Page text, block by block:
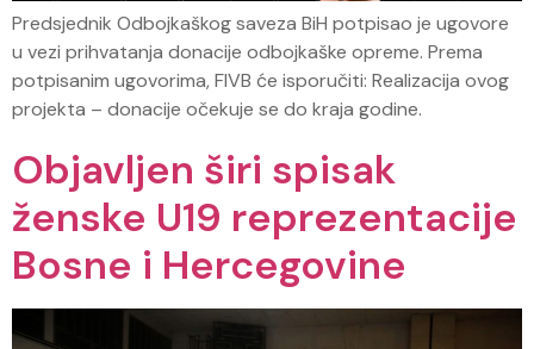
Predsjednik Odbojkaškog saveza BiH potpisao je ugovore
u vezi prihvatanja donacije odbojkaške opreme. Prema
potpisanim ugovorima, FIVB će isporučiti: Realizacija ovog
projekta – donacije očekuje se do kraja godine.
Objavljen širi spisak
ženske U19 reprezentacije
Bosne i Hercegovine